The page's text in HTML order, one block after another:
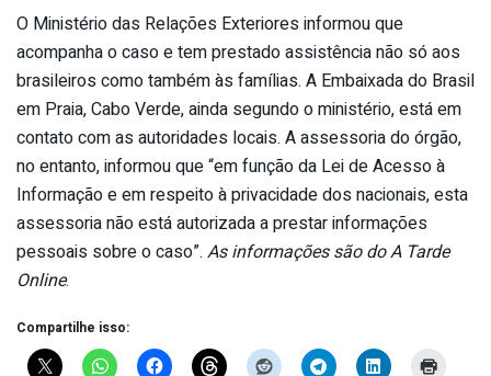
O Ministério das Relações Exteriores informou que
acompanha o caso e tem prestado assistência não só aos
brasileiros como também às famílias. A Embaixada do Brasil
em Praia, Cabo Verde, ainda segundo o ministério, está em
contato com as autoridades locais. A assessoria do órgão,
no entanto, informou que “em função da Lei de Acesso à
Informação e em respeito à privacidade dos nacionais, esta
assessoria não está autorizada a prestar informações
pessoais sobre o caso”. As informações são do A Tarde
Online.
Compartilhe isso: